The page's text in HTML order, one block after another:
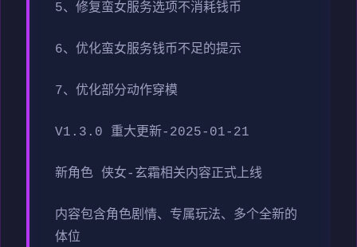
5、修复蛮女服务选项不消耗钱币
6、优化蛮女服务钱币不足的提示
7、优化部分动作穿模
V1.3.0 重大更新-2025-01-21
新角色 侠女-玄霜相关内容正式上线
内容包含角色剧情、专属玩法、多个全新的
体位